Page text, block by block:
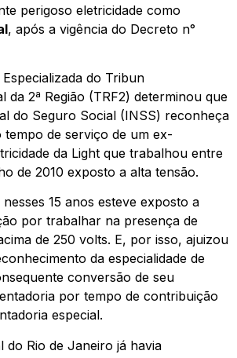
perigoso eletricidade como
, após a vigência do Decreto n°
do Tribun
da 2ª Região (TRF2) determinou que
do Seguro Social (INSS) reconheça
tempo de serviço de um ex-
da Light que trabalhou entre
de 2010 exposto a alta tensão.
15 anos esteve exposto a
por trabalhar na presença de
de 250 volts. E, por isso, ajuizou
da especialidade de
conversão de seu
por tempo de contribuição
especial.
do Rio de Janeiro já havia